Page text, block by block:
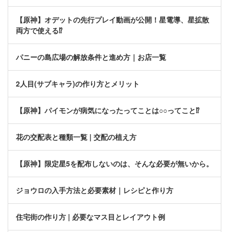
【原神】オデットの先行プレイ動画が公開！星電導、星拡散
両方で使える⁉
パニーの島広場の解放条件と進め方｜お店一覧
2人目(サブキャラ)の作り方とメリット
【原神】パイモンが病気になったってことは○○ってこと⁉
花の交配表と種類一覧 | 交配の植え方
【原神】限定星5を配布しないのは、そんな必要が無いから。
ジョウロの入手方法と必要素材｜レシピと作り方
住宅街の作り方 | 必要なマス目とレイアウト例